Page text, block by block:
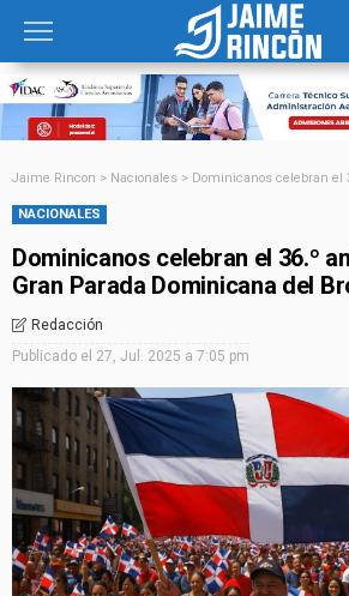
Jaime Rincon > Nacionales > Dominicanos celebran el 36.º
NACIONALES
Dominicanos celebran el 36.º
Gran Parada Dominicana del
Redacción
Publicado el 27, Jul. 2025 a 7:05 pm